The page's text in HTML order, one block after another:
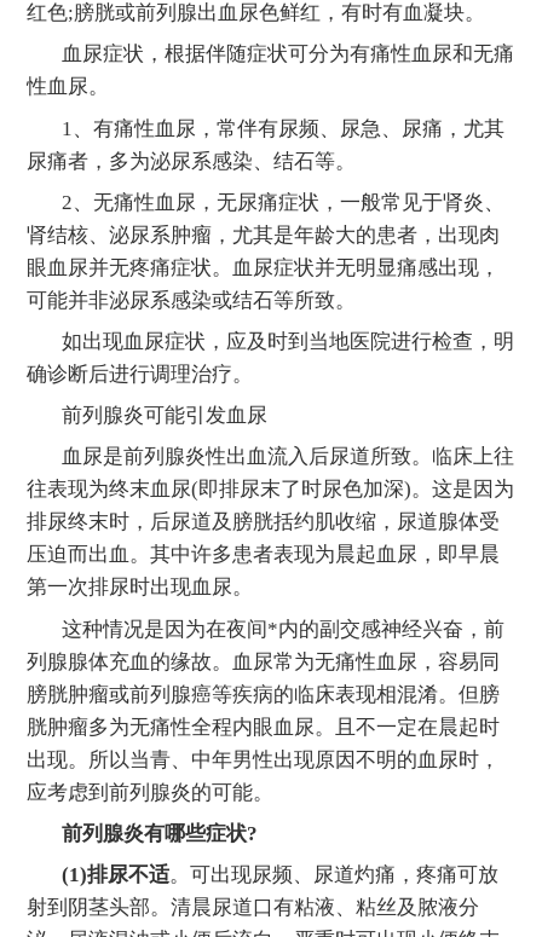
红色;膀胱或前列腺出血尿色鲜红，有时有血凝块。
血尿症状，根据伴随症状可分为有痛性血尿和无痛
性血尿。
1、有痛性血尿，常伴有尿频、尿急、尿痛，尤其
尿痛者，多为泌尿系感染、结石等。
2、无痛性血尿，无尿痛症状，一般常见于肾炎、
肾结核、泌尿系肿瘤，尤其是年龄大的患者，出现肉
眼血尿并无疼痛症状。血尿症状并无明显痛感出现，
可能并非泌尿系感染或结石等所致。
如出现血尿症状，应及时到当地医院进行检查，明
确诊断后进行调理治疗。
前列腺炎可能引发血尿
血尿是前列腺炎性出血流入后尿道所致。临床上往
往表现为终末血尿(即排尿末了时尿色加深)。这是因为
排尿终末时，后尿道及膀胱括约肌收缩，尿道腺体受
压迫而出血。其中许多患者表现为晨起血尿，即早晨
第一次排尿时出现血尿。
这种情况是因为在夜间*内的副交感神经兴奋，前
列腺腺体充血的缘故。血尿常为无痛性血尿，容易同
膀胱肿瘤或前列腺癌等疾病的临床表现相混淆。但膀
胱肿瘤多为无痛性全程内眼血尿。且不一定在晨起时
出现。所以当青、中年男性出现原因不明的血尿时，
应考虑到前列腺炎的可能。
前列腺炎有哪些症状?
(1)排尿不适。可出现尿频、尿道灼痛，疼痛可放
射到阴茎头部。清晨尿道口有粘液、粘丝及脓液分